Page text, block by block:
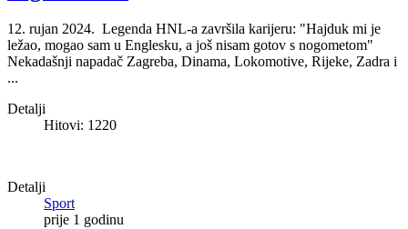
12. rujan 2024. Legenda HNL-a završila karijeru: "Hajduk mi je
ležao, mogao sam u Englesku, a još nisam gotov s nogometom"
Nekadašnji napadač Zagreba, Dinama, Lokomotive, Rijeke, Zadra i
...
Detalji
Hitovi: 1220
Detalji
Sport
prije 1 godinu